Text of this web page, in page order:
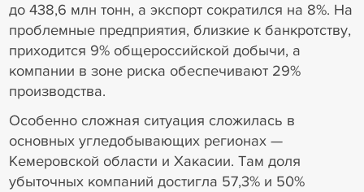
до 438,6 млн тонн, а экспорт сократился на 8%. На
проблемные предприятия, близкие к банкротству,
приходится 9% общероссийской добычи, а
компании в зоне риска обеспечивают 29%
производства.
Особенно сложная ситуация сложилась в
основных угледобывающих регионах —
Кемеровской области и Хакасии. Там доля
убыточных компаний достигла 57,3% и 50%